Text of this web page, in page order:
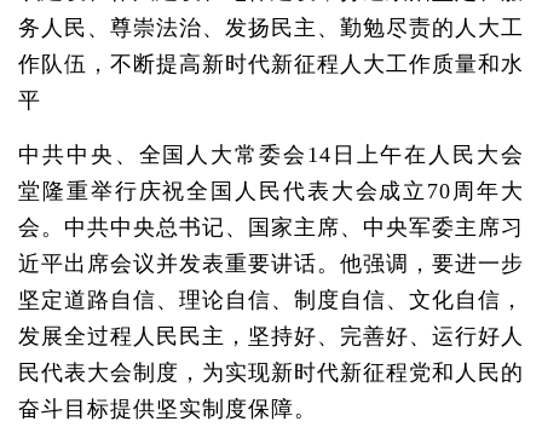
务人民、尊崇法治、发扬民主、勤勉尽责的人大工
作队伍，不断提高新时代新征程人大工作质量和水
平
中共中央、全国人大常委会14日上午在人民大会
堂隆重举行庆祝全国人民代表大会成立70周年大
会。中共中央总书记、国家主席、中央军委主席习
近平出席会议并发表重要讲话。他强调，要进一步
坚定道路自信、理论自信、制度自信、文化自信，
发展全过程人民民主，坚持好、完善好、运行好人
民代表大会制度，为实现新时代新征程党和人民的
奋斗目标提供坚实制度保障。